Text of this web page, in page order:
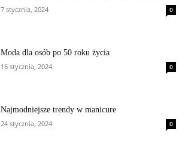
7 stycznia, 2024
0
Moda dla osób po 50 roku życia
16 stycznia, 2024
0
Najmodniejsze trendy w manicure
24 stycznia, 2024
0